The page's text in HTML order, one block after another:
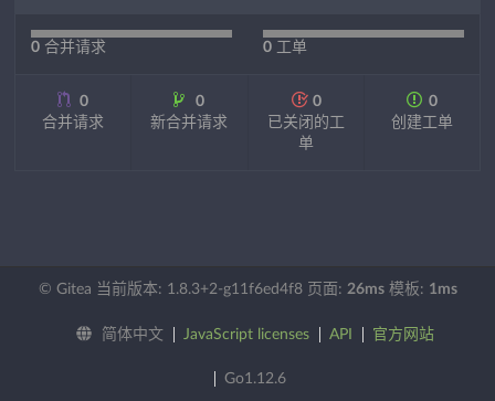
0 合并请求 0 工单
0
合并请求
0
新合并请求
0
已关闭的工
单
0
创建工单
© Gitea 当前版本: 1.8.3+2-g11f6ed4f8 页面: 26ms模板: 1ms
简体中文 JavaScript licenses API 官方网站
Go1.12.6